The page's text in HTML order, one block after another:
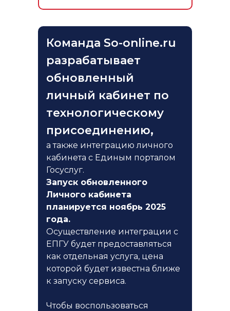
Команда So-online.ru
разрабатывает
обновленный
личный кабинет по
технологическому
присоединению,
а также интеграцию личного
кабинета с Единым порталом
Госуслуг.
Запуск обновленного
Личного кабинета
планируется ноябрь 2025
года.
Осуществление интеграции с
ЕПГУ будет предоставляться
как отдельная услуга, цена
которой будет известна ближе
к запуску сервиса.
Чтобы воспользоваться